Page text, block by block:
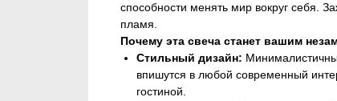
способности менять мир вокруг себя.
пламя.
Почему эта свеча станет вашим
Стильный дизайн:
впишутся в любой современный
гостиной.